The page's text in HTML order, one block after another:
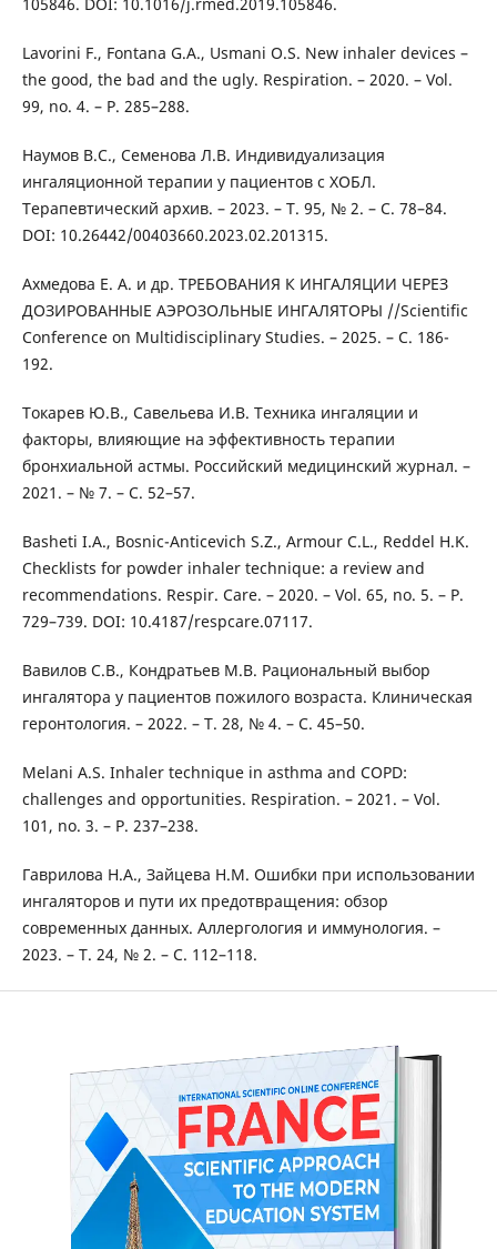
Lavorini F., Fontana G.A., Usmani O.S. New inhaler devices –
the good, the bad and the ugly. Respiration. – 2020. – Vol.
99, no. 4. – P. 285–288.
Наумов В.С., Семенова Л.В. Индивидуализация
ингаляционной терапии у пациентов с ХОБЛ.
Терапевтический архив. – 2023. – Т. 95, № 2. – С. 78–84.
DOI: 10.26442/00403660.2023.02.201315.
Ахмедова Е. А. и др. ТРЕБОВАНИЯ К ИНГАЛЯЦИИ ЧЕРЕЗ
ДОЗИРОВАННЫЕ АЭРОЗОЛЬНЫЕ ИНГАЛЯТОРЫ //Scientific
Conference on Multidisciplinary Studies. – 2025. – С. 186-
192.
Токарев Ю.В., Савельева И.В. Техника ингаляции и
факторы, влияющие на эффективность терапии
бронхиальной астмы. Российский медицинский журнал. –
2021. – № 7. – С. 52–57.
Basheti I.A., Bosnic-Anticevich S.Z., Armour C.L., Reddel H.K.
Checklists for powder inhaler technique: a review and
recommendations. Respir. Care. – 2020. – Vol. 65, no. 5. – P.
729–739. DOI: 10.4187/respcare.07117.
Вавилов С.В., Кондратьев М.В. Рациональный выбор
ингалятора у пациентов пожилого возраста. Клиническая
геронтология. – 2022. – Т. 28, № 4. – С. 45–50.
Melani A.S. Inhaler technique in asthma and COPD:
challenges and opportunities. Respiration. – 2021. – Vol.
101, no. 3. – P. 237–238.
Гаврилова Н.А., Зайцева Н.М. Ошибки при использовании
ингаляторов и пути их предотвращения: обзор
современных данных. Аллергология и иммунология. –
2023. – Т. 24, № 2. – С. 112–118.